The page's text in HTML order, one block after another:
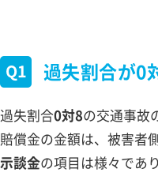
Q1 過失割合が0
過失割合0対8の交通事故
賠償金の金額は、被害者
示談金の項目は様々であ